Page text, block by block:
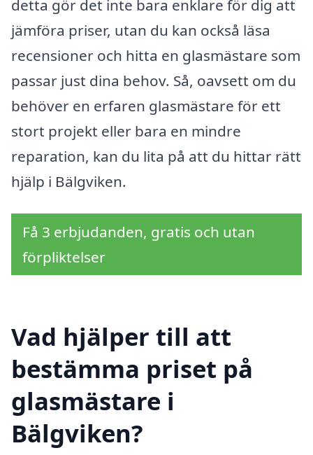
detta gör det inte bara enklare för dig att
jämföra priser, utan du kan också läsa
recensioner och hitta en glasmästare som
passar just dina behov. Så, oavsett om du
behöver en erfaren glasmästare för ett
stort projekt eller bara en mindre
reparation, kan du lita på att du hittar rätt
hjälp i Bälgviken.
Få 3 erbjudanden, gratis och utan
förpliktelser
Vad hjälper till att
bestämma priset på
glasmästare i
Bälgviken?